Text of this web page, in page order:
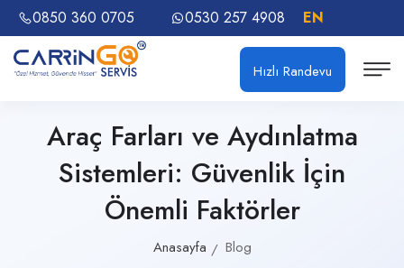
0850 360 0705 0530 257 4908 EN
Hızlı Randevu
Araç Farları ve Aydınlatma
Sistemleri: Güvenlik İçin
Önemli Faktörler
Anasayfa Blog